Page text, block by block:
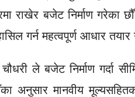
राखेर बजेट निर्माण
गर्न महत्वपूर्ण आधार तयार
ले बजेट निर्माण गर्दा
अनुसार मानवीय